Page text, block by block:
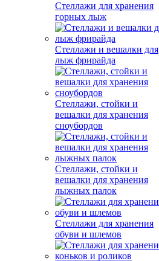
Стеллажи для хранения
горных лыж
Стеллажи и вешалки для
лыж фрирайда
Стеллажи, стойки и
вешалки для хранения
сноубордов
Стеллажи, стойки и
вешалки для хранения
лыжных палок
Стеллажи для хранения
обуви и шлемов